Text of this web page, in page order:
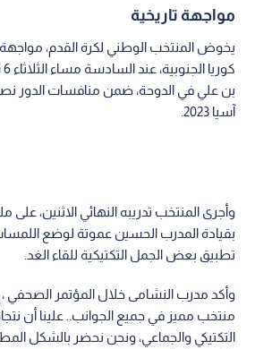
مواجهة تاريخية
يخوض المنتخب الوطني لكرة القدم،
بن علي في الدوحة، ضمن منافسات الدور
آسيا 2023.
وأجرى المنتخب تدريبه النهائي الاثنين،
بقيادة المدرب الحسين عموتة لوضع اللمسات
تطبيق بعض الجمل التكتيكية للقاء الغد.
وأكد مدرب النشامى خلال المؤتمر الصحفي ،
منتخب مميز في جميع الجوانب.. علينا أن
التكتيكي والجماعي، ونحن نحضر بالشكل